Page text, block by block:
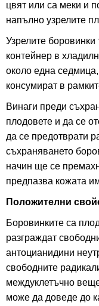
цвят или са меки и
напълно узрелите
Узрелите
контейнер в
около една
консумират в
Винаги преди
плодовете и да се
да се предотврати
съхраняването
начин ще се
предпазва кожата
Положителни
Боровинките са
разграждат
антоцианидини
свободните
междуклетъчно
може да доведе до